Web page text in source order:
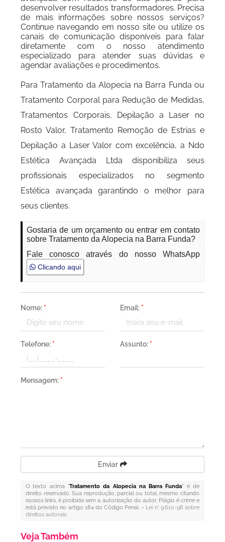
desenvolver resultados transformadores. Precisa
de mais informações sobre nossos serviços?
Continue navegando em nosso site ou utilize os
canais de comunicação disponíveis para falar
diretamente com o nosso atendimento
especializado para atender suas dúvidas e
agendar avaliações e procedimentos.
Para Tratamento da Alopecia na Barra Funda ou
Tratamento Corporal para Redução de Medidas,
Tratamentos Corporais, Depilação a Laser no
Rosto Valor, Tratamento Remoção de Estrias e
Depilação a Laser Valor com excelência, a Ndo
Estética Avançada Ltda disponibiliza seus
profissionais especializados no segmento
Estética avançada garantindo o melhor para
seus clientes.
Gostaria de um orçamento ou entrar em contato
sobre Tratamento da Alopecia na Barra Funda?
Fale conosco através do nosso WhatsApp
Clicando aqui
Nome: * Email: *
Telefone: * Assunto: *
Mensagem: *
Enviar
O texto acima "Tratamento da Alopecia na Barra Funda" é de
direito reservado. Sua reprodução, parcial ou total, mesmo citando
nossos links, é proibida sem a autorização do autor. Plágio é crime e
está previsto no artigo 184 do Código Penal. – Lei n° 9.610-98 sobre
direitos autorais.
Veja Também